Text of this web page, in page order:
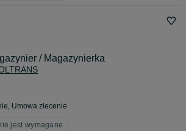
/ Magazynierka
Umowa zlecenie
jest wymagane